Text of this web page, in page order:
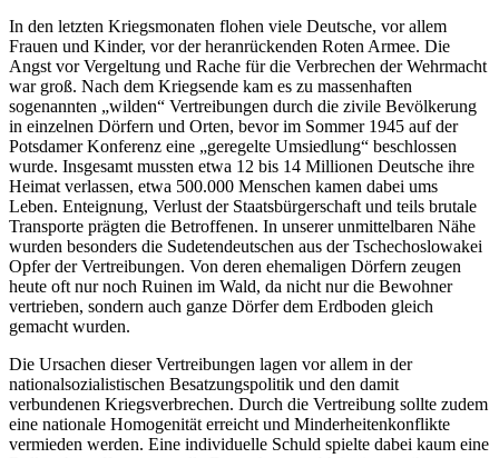
In den letzten Kriegsmonaten flohen viele Deutsche, vor allem
Frauen und Kinder, vor der heranrückenden Roten Armee. Die
Angst vor Vergeltung und Rache für die Verbrechen der Wehrmacht
war groß. Nach dem Kriegsende kam es zu massenhaften
sogenannten „wilden“ Vertreibungen durch die zivile Bevölkerung
in einzelnen Dörfern und Orten, bevor im Sommer 1945 auf der
Potsdamer Konferenz eine „geregelte Umsiedlung“ beschlossen
wurde. Insgesamt mussten etwa 12 bis 14 Millionen Deutsche ihre
Heimat verlassen, etwa 500.000 Menschen kamen dabei ums
Leben. Enteignung, Verlust der Staatsbürgerschaft und teils brutale
Transporte prägten die Betroffenen. In unserer unmittelbaren Nähe
wurden besonders die Sudetendeutschen aus der Tschechoslowakei
Opfer der Vertreibungen. Von deren ehemaligen Dörfern zeugen
heute oft nur noch Ruinen im Wald, da nicht nur die Bewohner
vertrieben, sondern auch ganze Dörfer dem Erdboden gleich
gemacht wurden.
Die Ursachen dieser Vertreibungen lagen vor allem in der
nationalsozialistischen Besatzungspolitik und den damit
verbundenen Kriegsverbrechen. Durch die Vertreibung sollte zudem
eine nationale Homogenität erreicht und Minderheitenkonflikte
vermieden werden. Eine individuelle Schuld spielte dabei kaum eine